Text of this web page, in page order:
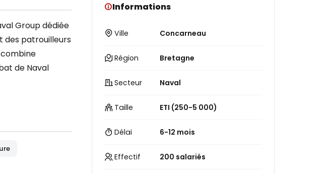
Group dédiée
des patrouilleurs
de Naval
Informations
Ville Concarneau
Région Bretagne
Secteur Naval
Taille ETI (250-5 000)
Délai 6-12 mois
Effectif 200 salariés